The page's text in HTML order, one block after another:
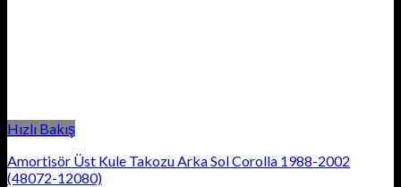
Hızlı Bakış
Amortisör Üst Kule Takozu Arka Sol Corolla 1988-2002
(48072-12080)